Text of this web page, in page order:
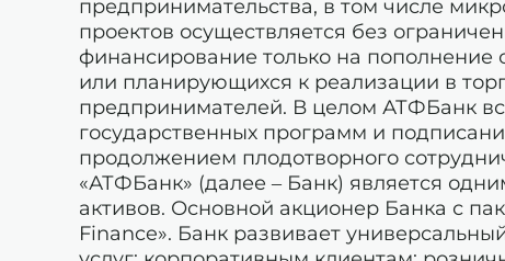
предпринимательства, в том числе
проектов осуществляется без
финансирование только на
или планирующихся к реализации в
предпринимателей. В целом АТФБанк
государственных программ и
продолжением плодотворного
«АТФБанк» (далее – Банк) является
активов. Основной акционер Банка с
Finance». Банк развивает